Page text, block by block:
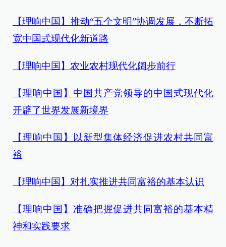
【理响中国】推动“五个文明”协调发展，不断拓
宽中国式现代化新道路
【理响中国】农业农村现代化阔步前行
【理响中国】中国共产党领导的中国式现代化
开辟了世界发展新境界
【理响中国】以新型集体经济促进农村共同富
裕
【理响中国】对扎实推进共同富裕的基本认识
【理响中国】准确把握促进共同富裕的基本精
神和实践要求